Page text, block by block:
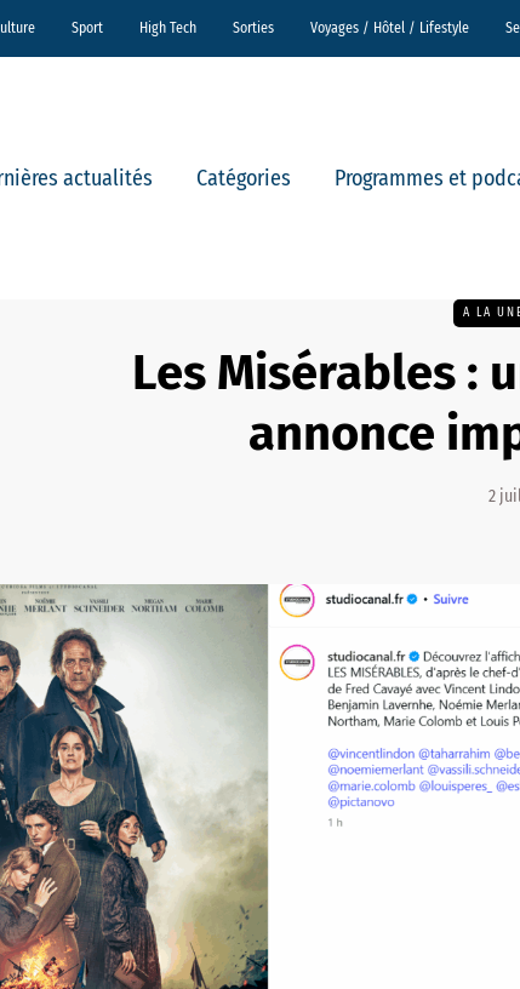
Sport High Tech Sorties Voyages / Hôtel / Lifestyle
actualités Catégories Programmes et
A LA
Les Misérables :
annonce
2